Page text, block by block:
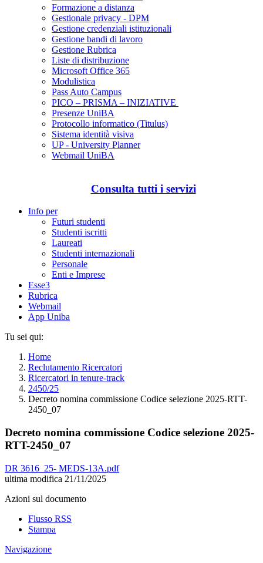
Formazione a distanza
Gestionale privacy - DPM
Gestione credenziali istituzionali
Gestione bandi di lavoro
Gestione Rubrica
Liste di distribuzione
Microsoft Office 365
Modulistica
Pass Auto Campus
PICO – PRISMA – INIZIATIVE
Presenze UniBA
Protocollo informatico (Titulus)
Sistema identità visiva
UP - University Planner
Webmail UniBA
Consulta tutti i servizi
Info per
Futuri studenti
Studenti iscritti
Laureati
Studenti internazionali
Personale
Enti e Imprese
Esse3
Rubrica
Webmail
App Uniba
Tu sei qui:
Home
Reclutamento Ricercatori
Ricercatori in tenure-track
2450/25
Decreto nomina commissione Codice selezione 2025-RTT-
2450_07
Decreto nomina commissione Codice selezione 2025-
RTT-2450_07
DR 3616_25- MEDS-13A.pdf
ultima modifica 21/11/2025
Azioni sul documento
Flusso RSS
Stampa
Navigazione